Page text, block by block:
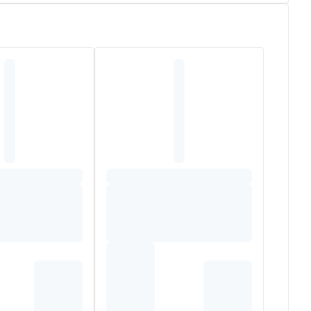
de huidbarrière van gezicht en lichaam.
melk is op milieuverantwoorde wijze